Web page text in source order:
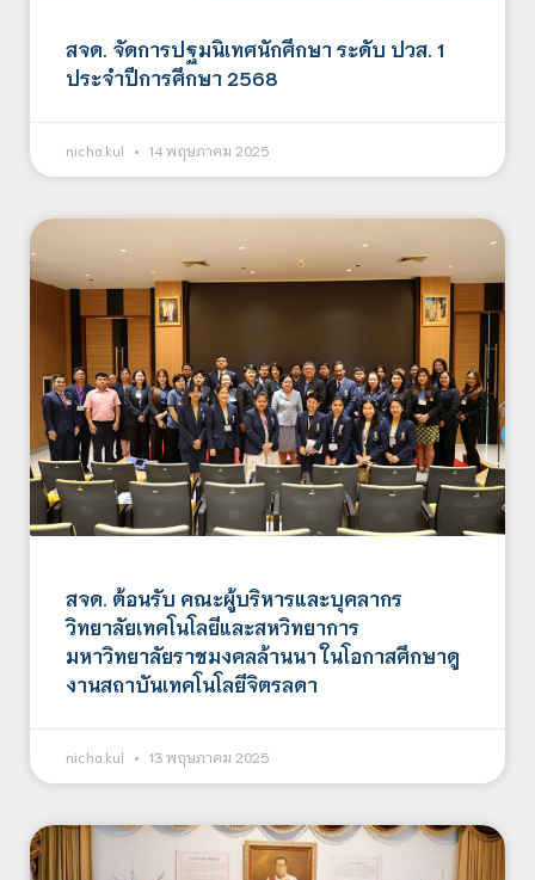
สจด. จัดการปฐมนิเทศนักศึกษา ระดับ ปวส. 1
ประจำปีการศึกษา 2568
nicha.kul 14 พฤษภาคม 2025
สจด. ต้อนรับ คณะผู้บริหารและบุคลากร
วิทยาลัยเทคโนโลยีและสหวิทยาการ
มหาวิทยาลัยราชมงคลล้านนา ในโอกาสศึกษาดู
งานสถาบันเทคโนโลยีจิตรลดา
nicha.kul 13 พฤษภาคม 2025